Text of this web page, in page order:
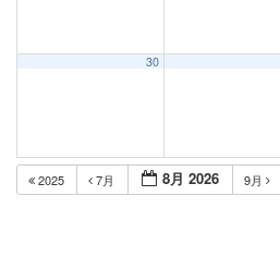
30
2025 7月 8月 2026 9月